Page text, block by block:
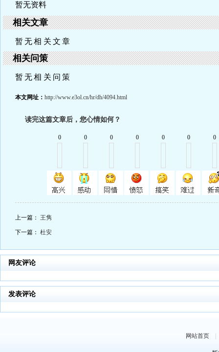
暂无资料
相关文章
暂无相关文章
相关问策
暂无相关问策
本文网址： http://www.e3ol.cn/hr/dh/4094.html
读完这篇文章后，您心情如何？
0 0 0 0 0 0 0
上一篇： 王隽
下一篇： 杜安
网友评论
发表评论
网站首页